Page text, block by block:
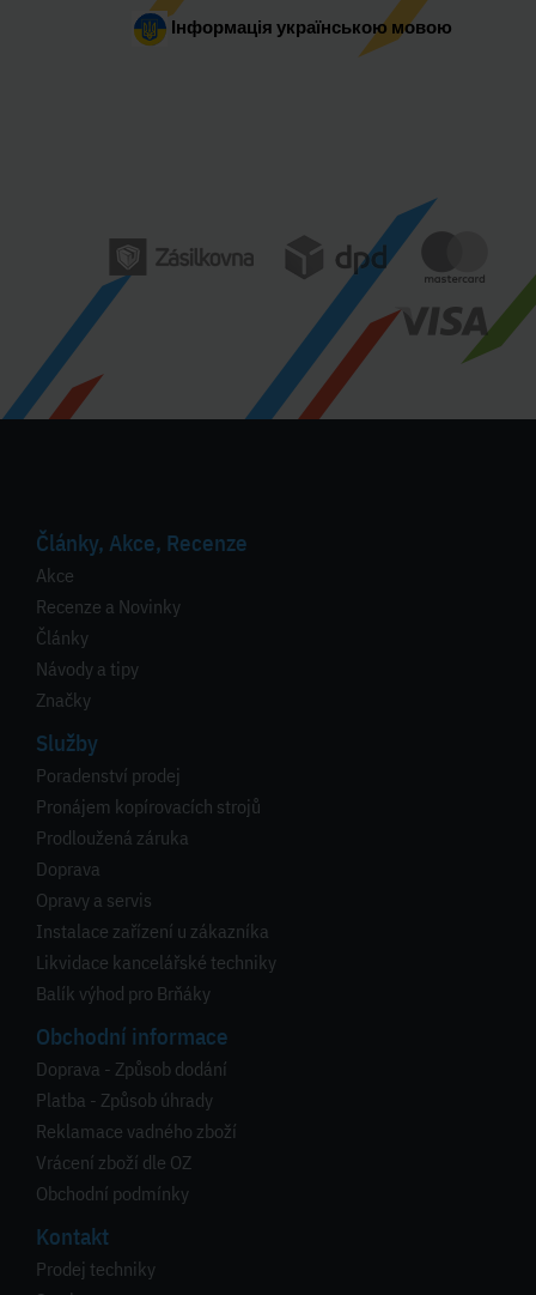
Інформація українською мовою
Články, Akce, Recenze
Akce
Recenze a Novinky
Články
Návody a tipy
Značky
Služby
Poradenství prodej
Pronájem kopírovacích strojů
Prodloužená záruka
Doprava
Opravy a servis
Instalace zařízení u zákazníka
Likvidace kancelářské techniky
Balík výhod pro Brňáky
Obchodní informace
Doprava - Způsob dodání
Platba - Způsob úhrady
Reklamace vadného zboží
Vrácení zboží dle OZ
Obchodní podmínky
Kontakt
Prodej techniky